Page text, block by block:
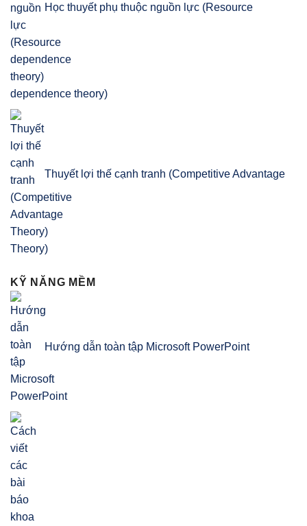
Học thuyết phụ thuộc nguồn lực (Resource
dependence theory)
Thuyết lợi thế cạnh tranh (Competitive Advantage
Theory)
KỸ NĂNG MỀM
Hướng dẫn toàn tập Microsoft PowerPoint